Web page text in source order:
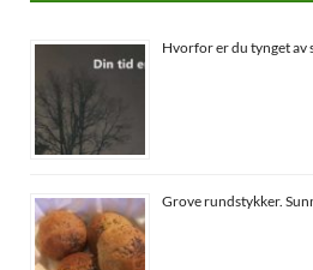
Hvorfor er du tynget av
Grove rundstykker.